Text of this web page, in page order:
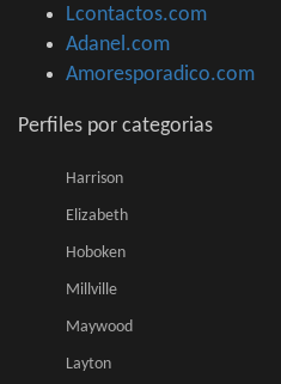
Lcontactos.com
Adanel.com
Amoresporadico.com
Perfiles por categorias
Harrison
Elizabeth
Hoboken
Millville
Maywood
Layton